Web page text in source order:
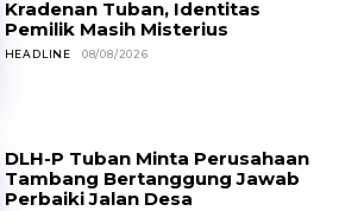
Kradenan Tuban, Identitas
Pemilik Masih Misterius
HEADLINE 08/08/2026
DLH-P Tuban Minta Perusahaan
Tambang Bertanggung Jawab
Perbaiki Jalan Desa